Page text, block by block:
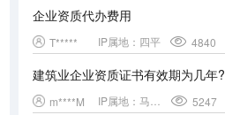
企业资质代办费用
T***** IP属地： 四平 4840
建筑业企业资质证书有效期为几年?
m****M IP属地： 5247